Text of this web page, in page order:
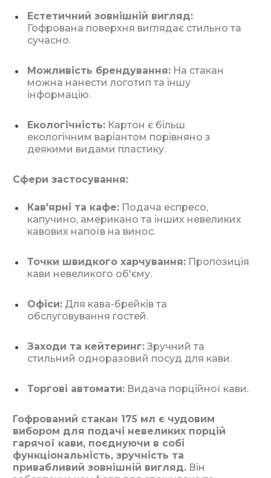
Естетичний зовнішній вигляд:
Гофрована поверхня виглядає стильно та
сучасно.
Можливість брендування: На стакан
можна нанести логотип та іншу
інформацію.
Екологічність: Картон є більш
екологічним варіантом порівняно з
деякими видами пластику.
Сфери застосування:
Кав'ярні та кафе: Подача еспресо,
капучино, американо та інших невеликих
кавових напоїв на винос.
Точки швидкого харчування: Пропозиція
кави невеликого об'єму.
Офіси: Для кава-брейків та
обслуговування гостей.
Заходи та кейтеринг: Зручний та
стильний одноразовий посуд для кави.
Торгові автомати: Видача порційної кави.
Гофрований стакан 175 мл є чудовим
вибором для подачі невеликих порцій
гарячої кави, поєднуючи в собі
функціональність, зручність та
привабливий зовнішній вигляд. Він